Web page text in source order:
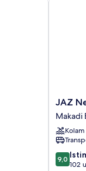
JAZ
Neo
Saraya
Palms
-
All
inclusive
JAZ
Makadi
9.0
dari
9,0
102